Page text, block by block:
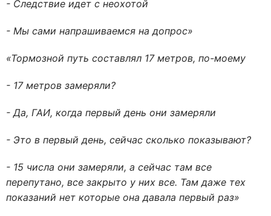
- Следствие идет с неохотой
- Мы сами напрашиваемся на допрос»
«Тормозной путь составлял 17 метров, по-моему
- 17 метров замеряли?
- Да, ГАИ, когда первый день они замеряли
- Это в первый день, сейчас сколько показывают?
- 15 числа они замеряли, а сейчас там все
перепутано, все закрыто у них все. Там даже тех
показаний нет которые она давала первый раз»